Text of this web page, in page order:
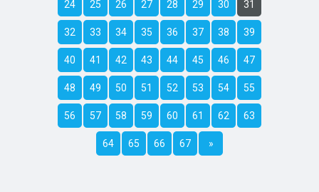
24 25 26 27 28 29 30 31
32 33 34 35 36 37 38 39
40 41 42 43 44 45 46 47
48 49 50 51 52 53 54 55
56 57 58 59 60 61 62 63
64 65 66 67 »